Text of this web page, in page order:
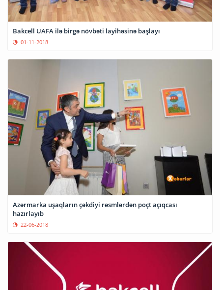
Bakcell UAFA ilə birgə növbəti layihəsinə başlayı
01-11-2018
Azərmarka uşaqların çəkdiyi rəsmlərdən poçt açıqcası
hazırlayıb
22-06-2018